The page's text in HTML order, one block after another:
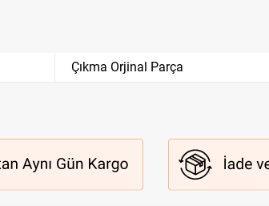
Çıkma Orjinal Parça